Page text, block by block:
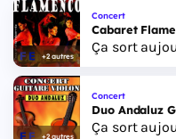
+2 autres
Concert
Cabaret
Ça sort
+2 autres
Concert
Duo Andaluz
Ça sort